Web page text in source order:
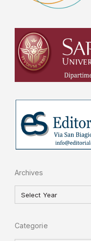
Archives
Categorie